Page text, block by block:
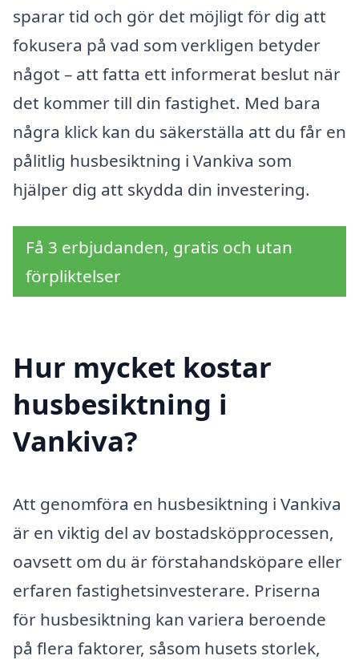
sparar tid och gör det möjligt för dig att
fokusera på vad som verkligen betyder
något – att fatta ett informerat beslut när
det kommer till din fastighet. Med bara
några klick kan du säkerställa att du får en
pålitlig husbesiktning i Vankiva som
hjälper dig att skydda din investering.
Få 3 erbjudanden, gratis och utan
förpliktelser
Hur mycket kostar
husbesiktning i
Vankiva?
Att genomföra en husbesiktning i Vankiva
är en viktig del av bostadsköpprocessen,
oavsett om du är förstahandsköpare eller
erfaren fastighetsinvesterare. Priserna
för husbesiktning kan variera beroende
på flera faktorer, såsom husets storlek,